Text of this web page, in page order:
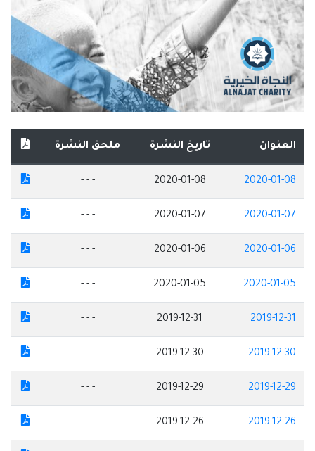
العنوان تاريخ النشرة ملحق النشرة
2020-01-08
2020-01-08
- - -
2020-01-07
2020-01-07
- - -
2020-01-06
2020-01-06
- - -
2020-01-05
2020-01-05
- - -
2019-12-31
2019-12-31
- - -
2019-12-30
2019-12-30
- - -
2019-12-29
2019-12-29
- - -
2019-12-26
2019-12-26
- - -